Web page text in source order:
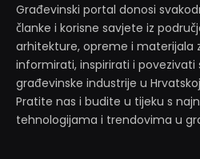
Građevinski portal donosi
članke i korisne savjete iz
arhitekture, opreme i materijala
informirati, inspirirati i povezivati
građevinske industrije u
Pratite nas i budite u tijeku s
tehnologijama i trendovima u